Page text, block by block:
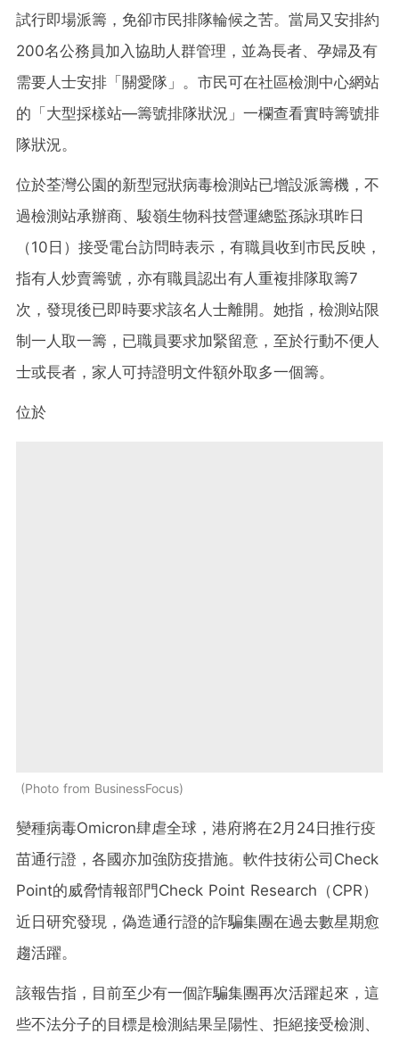
試行即場派籌，免卻市民排隊輪候之苦。當局又安排約
200名公務員加入協助人群管理，並為長者、孕婦及有
需要人士安排「關愛隊」。市民可在社區檢測中心網站
的「大型採樣站—籌號排隊狀況」一欄查看實時籌號排
隊狀況。
位於荃灣公園的新型冠狀病毒檢測站已增設派籌機，不
過檢測站承辦商、駿嶺生物科技營運總監孫詠琪昨日
（10日）接受電台訪問時表示，有職員收到市民反映，
指有人炒賣籌號，亦有職員認出有人重複排隊取籌7
次，發現後已即時要求該名人士離開。她指，檢測站限
制一人取一籌，已職員要求加緊留意，至於行動不便人
士或長者，家人可持證明文件額外取多一個籌。
位於
Photo from BusinessFocus
變種病毒Omicron肆虐全球，港府將在2月24日推行疫
苗通行證，各國亦加強防疫措施。軟件技術公司Check
Point的威脅情報部門Check Point Research（CPR）
近日研究發現，偽造通行證的詐騙集團在過去數星期愈
趨活躍。
該報告指，目前至少有一個詐騙集團再次活躍起來，這
些不法分子的目標是檢測結果呈陽性、拒絕接受檢測、